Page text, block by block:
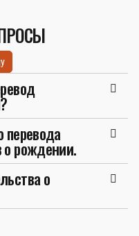
перевода
о рождении.
о